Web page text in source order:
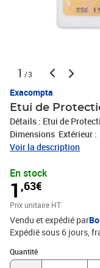
1 /3
Exacompta
Etui de
Détails : Etui de
Dimensions Extérieur : 70 x 97 mm
mm (maximum) Matière : PVC souple lisse Couleur : Cristal
Voir la description
En stock
1 ,63€
Prix unitaire HT
Vendu et expédié par
Expédié sous 6 jours,
Quantité
Quantité : 1